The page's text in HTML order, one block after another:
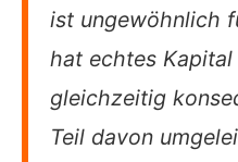
ist ungewöhnlich
hat echtes
gleichzeitig
Teil davon